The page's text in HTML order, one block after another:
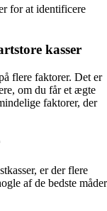
for at identificere
kasser
flere faktorer. Det er
om du får et ægte
faktorer, der
er der flere
af de bedste måder